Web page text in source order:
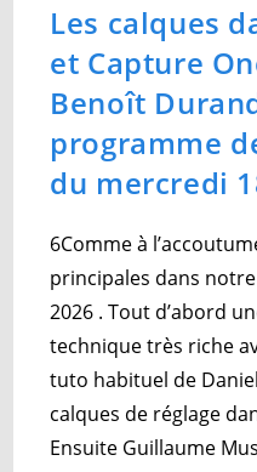
Les calques
et Capture
Benoît
programme
du mercredi
6Comme à
principales dans
2026 . Tout d’abord
technique très riche
tuto habituel de
calques de réglage
Ensuite Guillaume